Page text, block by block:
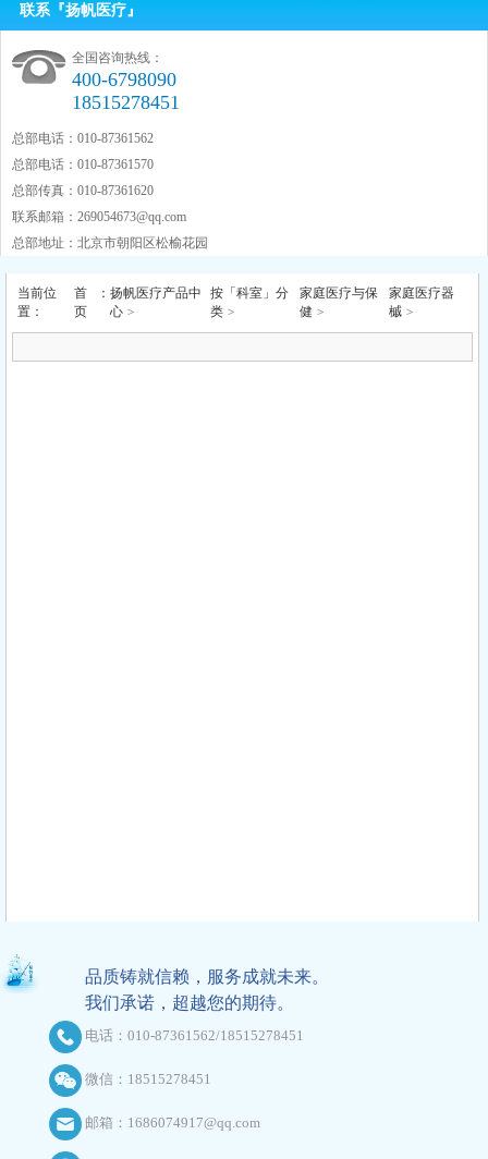
联系『扬帆医疗』
全国咨询热线：
400-6798090
18515278451
总部电话：010-87361562
总部电话：010-87361570
总部传真：010-87361620
联系邮箱： 269054673@qq.com
总部地址：北京市朝阳区松榆花园
当前位
置：
首
页
： 扬帆医疗产品中
心 >
按「科室」分
类 >
家庭医疗与保
健 >
家庭医疗器
槭 >
品质铸就信赖，服务成就未来。
我们承诺，超越您的期待。
电话：010-87361562/18515278451
微信：18515278451
邮箱：1686074917@qq.com